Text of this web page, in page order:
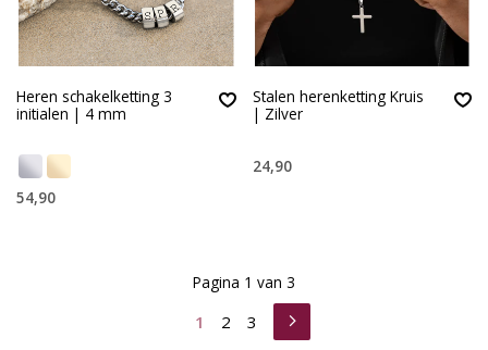
Heren schakelketting 3
initialen | 4 mm
54,90
Stalen herenketting Kruis
| Zilver
24,90
1 2 3
Pagina 1 van 3